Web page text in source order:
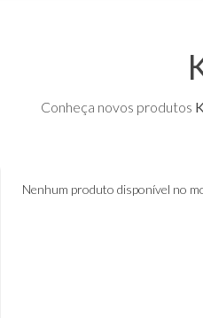
Conheça novos produtos
Nenhum produto disponível no